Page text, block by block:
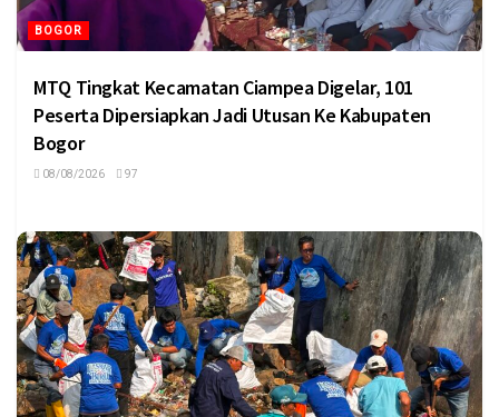
BOGOR
MTQ Tingkat Kecamatan Ciampea Digelar, 101
Peserta Dipersiapkan Jadi Utusan Ke Kabupaten
Bogor
08/08/2026 97